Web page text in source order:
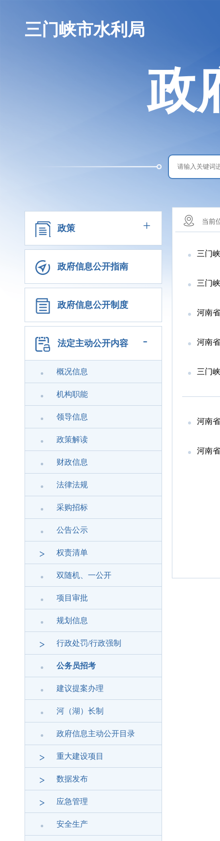
三门峡市水利局
政
政策 +
政府信息公开指南
政府信息公开制度
法定主动公开内容 -
概况信息
机构职能
领导信息
政策解读
财政信息
法律法规
采购招标
公告公示
> 权责清单
双随机、一公开
项目审批
规划信息
> 行政处罚/行政强制
公务员招考
建议提案办理
河（湖）长制
政府信息主动公开目录
> 重大建设项目
> 数据发布
> 应急管理
安全生产
当前
三门
三门
河南
河南
三门
河南
河南